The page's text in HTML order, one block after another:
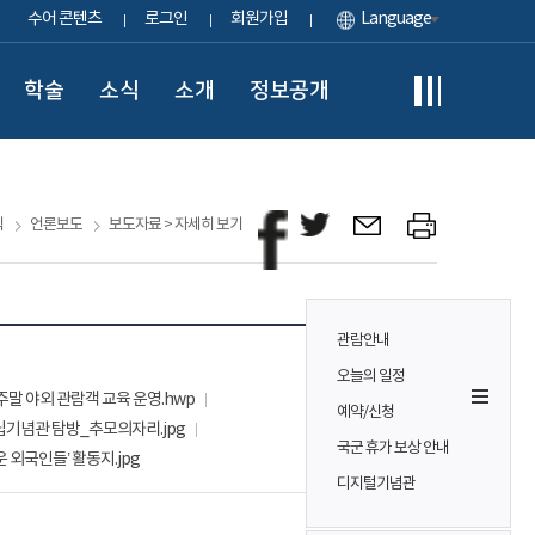
수어 콘텐츠 로그인 회원가입 Language
학술 소식 소개 정보공개
관람안내
오늘의 일정
예약/신청
국군 휴가 보상 안내
디지털기념관
언론보도 보도자료 > 자세히 보기
말 야외 관람객 교육 운영.hwp
기념관 탐방_추모의자리.jpg
외국인들’ 활동지.jpg